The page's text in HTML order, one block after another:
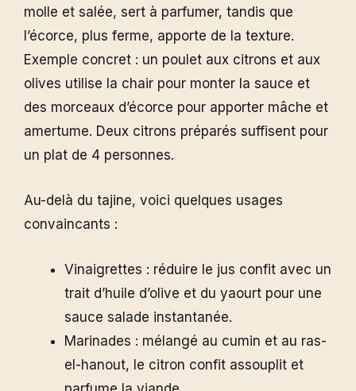
molle et salée, sert à parfumer, tandis que
l’écorce, plus ferme, apporte de la texture.
Exemple concret : un poulet aux citrons et aux
olives utilise la chair pour monter la sauce et
des morceaux d’écorce pour apporter mâche et
amertume. Deux citrons préparés suffisent pour
un plat de 4 personnes.
Au-delà du tajine, voici quelques usages
convaincants :
Vinaigrettes : réduire le jus confit avec un
trait d’huile d’olive et du yaourt pour une
sauce salade instantanée.
Marinades : mélangé au cumin et au ras-
el-hanout, le citron confit assouplit et